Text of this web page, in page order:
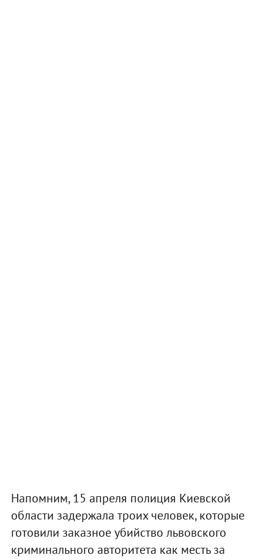
Напомним, 15 апреля полиция Киевской
области задержала троих человек, которые
готовили заказное убийство львовского
криминального авторитета как месть за